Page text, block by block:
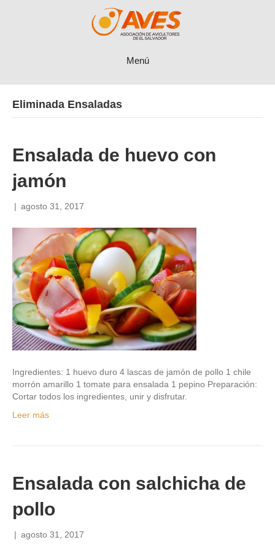
Menú
Eliminada Ensaladas
Ensalada de huevo con
jamón
| agosto 31, 2017
Ingredientes: 1 huevo duro 4 lascas de jamón de pollo 1 chile
morrón amarillo 1 tomate para ensalada 1 pepino Preparación:
Cortar todos los ingredientes, unir y disfrutar.
Leer más
Ensalada con salchicha de
pollo
| agosto 31, 2017